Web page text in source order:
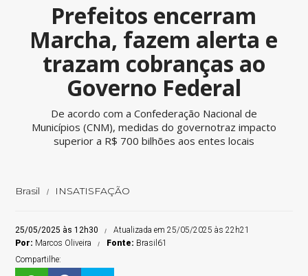
Prefeitos encerram
Marcha, fazem alerta e
trazam cobranças ao
Governo Federal
De acordo com a Confederação Nacional de
Municípios (CNM), medidas do governotraz impacto
superior a R$ 700 bilhões aos entes locais
Brasil INSATISFAÇÃO
25/05/2025 às 12h30
Atualizada em 25/05/2025 às 22h21
Por: Marcos Oliveira Fonte: Brasil61
Compartilhe: